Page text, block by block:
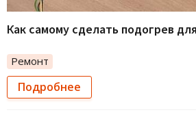
Как самому сделать подогрев
Ремонт
Подробнее